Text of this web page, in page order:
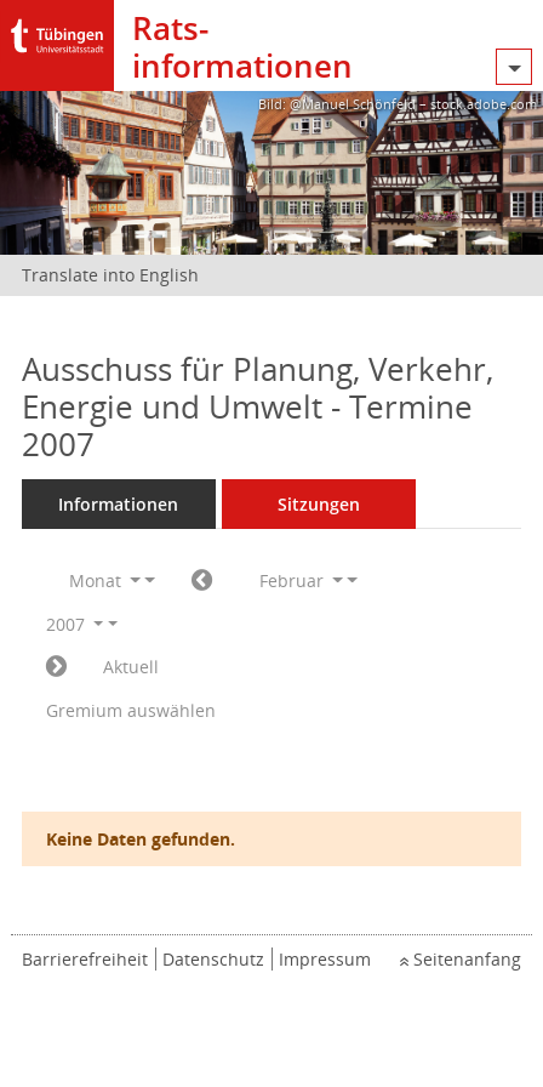
Rats­
informationen
Bild: @Manuel Schönfeld – stock.adobe.com
Translate into English
Ausschuss für Planung, Verkehr,
Energie und Umwelt - Termine
2007
Informationen Sitzungen
Monat
Februar
2007
Aktuell
Gremium auswählen
Keine Daten gefunden.
Barrierefreiheit Datenschutz Impressum Seitenanfang